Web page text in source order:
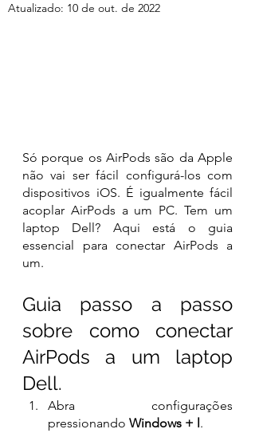
Atualizado: 10 de out. de 2022
Só porque os AirPods são da Apple
não vai ser fácil configurá-los com
dispositivos iOS. É igualmente fácil
acoplar AirPods a um PC. Tem um
laptop Dell? Aqui está o guia
essencial para conectar AirPods a
um.
Guia passo a passo
sobre como conectar
AirPods a um laptop
Dell.
Abra configurações
pressionando Windows + l .